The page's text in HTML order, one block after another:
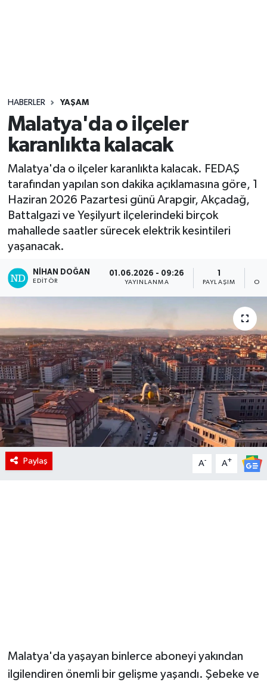
HABERLER YAŞAM
Malatya'da o ilçeler
karanlıkta kalacak
Malatya'da o ilçeler karanlıkta kalacak. FEDAŞ
tarafından yapılan son dakika açıklamasına göre, 1
Haziran 2026 Pazartesi günü Arapgir, Akçadağ,
Battalgazi ve Yeşilyurt ilçelerindeki birçok
mahallede saatler sürecek elektrik kesintileri
yaşanacak.
NIHAN DOĞAN
EDITÖR
01.06.2026 - 09:26
YAYINLANMA
1
PAYLAŞIM
Paylaş A- A+
Malatya'da yaşayan binlerce aboneyi yakından
ilgilendiren önemli bir gelişme yaşandı. Şebeke ve
Yaşam